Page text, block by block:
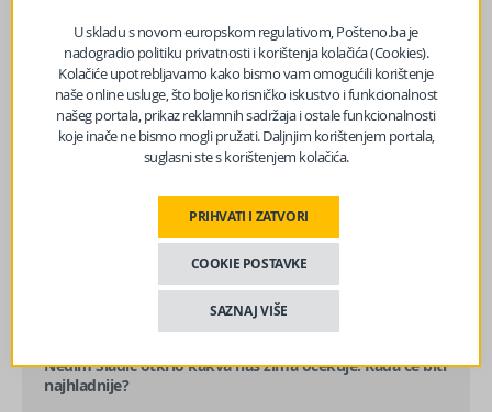
Ponovo pao Prijedlog budžeta BiH, nije bilo većine!
Nedim Sladić otkrio kakva nas zima očekuje: Kada će biti
najhladnije?
U skladu s novom europskom regulativom, Pošteno.ba je
nadogradio politiku privatnosti i korištenja kolačića (Cookies).
Kolačiće upotrebljavamo kako bismo vam omogućili korištenje
naše online usluge, što bolje korisničko iskustvo i funkcionalnost
našeg portala, prikaz reklamnih sadržaja i ostale funkcionalnosti
koje inače ne bismo mogli pružati. Daljnjim korištenjem portala,
suglasni ste s korištenjem kolačića.
PRIHVATI I ZATVORI
COOKIE POSTAVKE
SAZNAJ VIŠE